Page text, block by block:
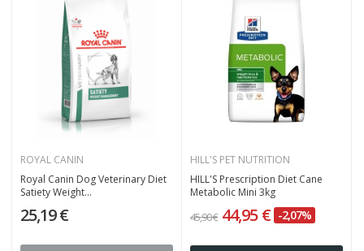
ROYAL CANIN
Royal Canin Dog Veterinary Diet
Satiety Weight...
25,19 €
HILL'S PET NUTRITION
HILL'S Prescription Diet Cane
Metabolic Mini 3kg
45,90 € 44,95 € -2,07%